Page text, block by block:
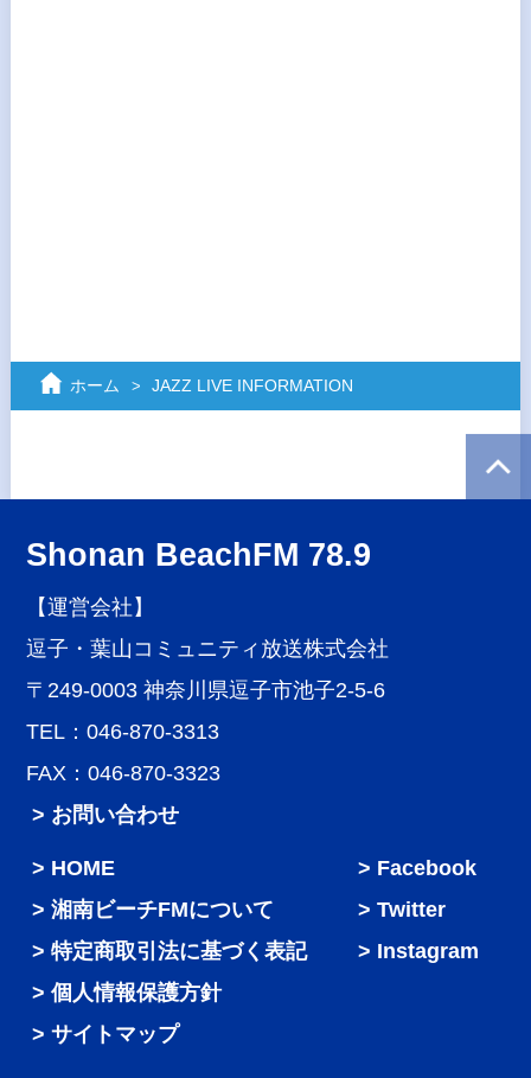
ホーム JAZZ LIVE INFORMATION
Shonan BeachFM 78.9
【運営会社】
逗子・葉山コミュニティ放送株式会社
〒249-0003 神奈川県逗子市池子2-5-6
TEL：046-870-3313
FAX：046-870-3323
> お問い合わせ
HOME
湘南ビーチFMについて
特定商取引法に基づく表記
個人情報保護方針
サイトマップ
Facebook
Twitter
Instagram